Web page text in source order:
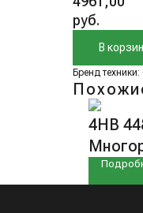
руб.
В
Бренд техники:
4HB
ремень